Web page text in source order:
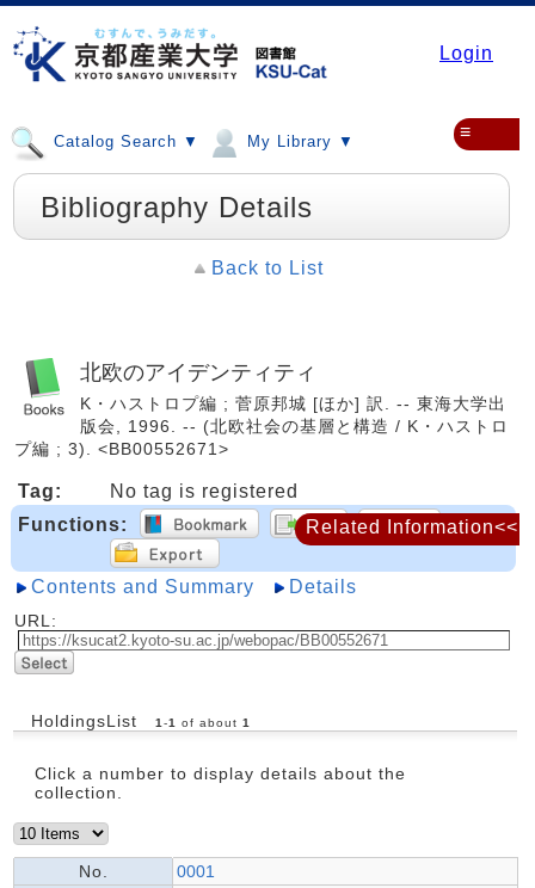
Login
Catalog Search ▼ My Library ▼ ≡
Bibliography Details
Back to List
北欧のアイデンティティ
K・ハストロプ編 ; 菅原邦城 [ほか] 訳. -- 東海大学出
版会, 1996. -- (北欧社会の基層と構造 / K・ハストロ
プ編 ; 3). <BB00552671>
Tag:
No tag is registered
Functions:
Contents and Summary Details
URL:
HoldingsList 1 -1 of about 1
Click a number to display details about the
collection.
No.
0001
Related Information<<